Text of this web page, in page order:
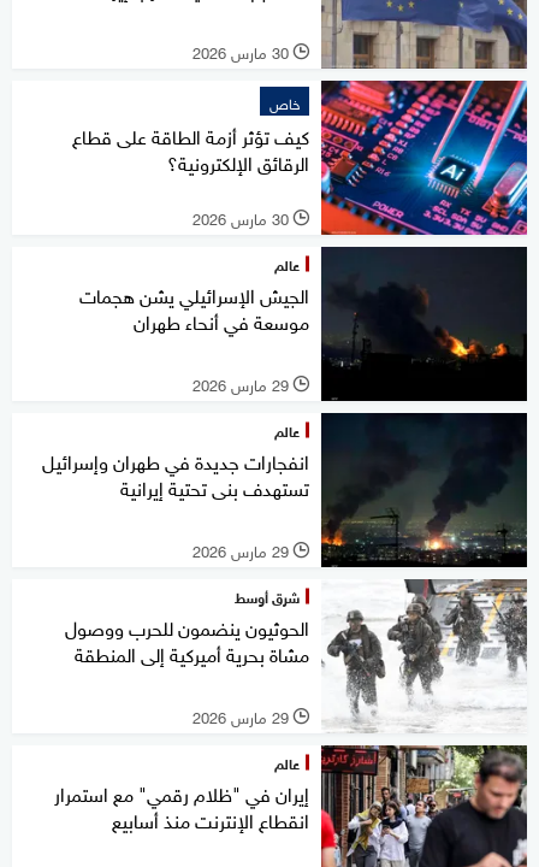
l 30 مارس 2026
خاص
كيف تؤثر أزمة الطاقة على قطاع
الرقائق الإلكترونية؟
l 30 مارس 2026
عالم
الجيش الإسرائيلي يشن هجمات
موسعة في أنحاء طهران
l 29 مارس 2026
عالم
انفجارات جديدة في طهران وإسرائيل
تستهدف بنى تحتية إيرانية
l 29 مارس 2026
شرق أوسط
الحوثيون ينضمون للحرب ووصول
مشاة بحرية أميركية إلى المنطقة
l 29 مارس 2026
عالم
إيران في "ظلام رقمي" مع استمرار
انقطاع الإنترنت منذ أسابيع